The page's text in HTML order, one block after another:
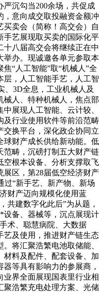
严沉勾当200余场，共促成
，意向成交取投融资金额冲
买卖会（简称！高交会）自
手艺展现取买卖的国际化平
十八届高交会将继续正在中
举办。现诚邀各单元参取本
“人工智能”取“机械人”全
层，人工智能手艺，人工智
、3D全息，工业机械人及
械人、特种机械人，焦点部
展现人工智能、云计较、
及行业使用软件等前沿范畴
交换平台，深化政企协同立
球财产成长供给新动能。低
范畴，沉磅打制五大财产链
根本设备、分析支撑取飞
区，第28届低空经济财产
过“新手艺、新产物、新场
财产迈向规模化使用蓝
共建数字化此后”为从题，
备、器械等，沉点展现计
术、聪慧病院、大数据
及使用，推进财产链生态
将汇聚浩繁电池取储能、
材料及配件、配套设备、加
等具有影响力的参展商，
业界全面展现国表里行业相
聚浩繁充电处理方案、光储